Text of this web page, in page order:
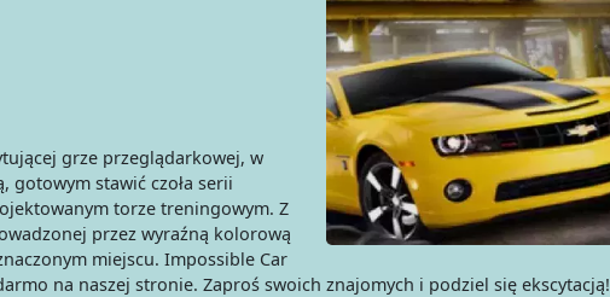
grze przeglądarkowej, w
gotowym stawić czoła serii
torze treningowym. Z
przez wyraźną kolorową
miejscu. Impossible Car
na naszej stronie. Zaproś swoich znajomych i podziel się ekscytacją!